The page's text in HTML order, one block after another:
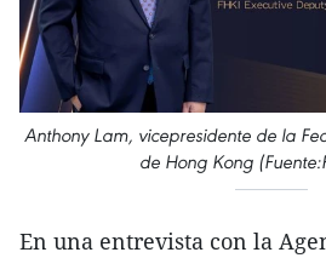
Anthony Lam, vicepresidente de la
de Hong Kong
En una entrevista con la